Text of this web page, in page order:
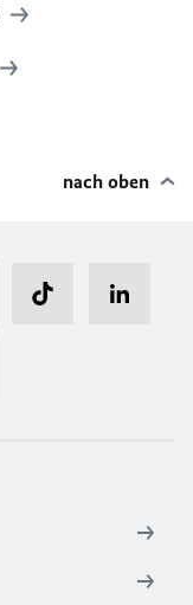
nach oben